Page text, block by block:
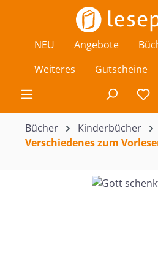
Zum Hauptinhalt springen
NEU Angebote
Weiteres
Gutscheine
Bücher Kinderbücher
Verschiedenes zum
Bildergalerie überspringen